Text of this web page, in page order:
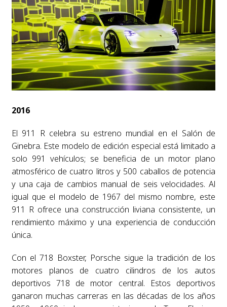
2016
El 911 R celebra su estreno mundial en el Salón de
Ginebra. Este modelo de edición especial está limitado a
solo 991 vehículos; se beneficia de un motor plano
atmosférico de cuatro litros y 500 caballos de potencia
y una caja de cambios manual de seis velocidades. Al
igual que el modelo de 1967 del mismo nombre, este
911 R ofrece una construcción liviana consistente, un
rendimiento máximo y una experiencia de conducción
única.
Con el 718 Boxster, Porsche sigue la tradición de los
motores planos de cuatro cilindros de los autos
deportivos 718 de motor central. Estos deportivos
ganaron muchas carreras en las décadas de los años